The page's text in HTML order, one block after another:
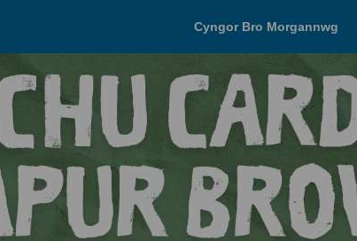
Cyngor Bro Morgannwg